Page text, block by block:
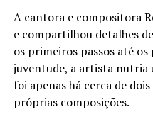
A cantora e compositora
e compartilhou detalhes
os primeiros passos até
juventude, a artista nutria
foi apenas há cerca de
próprias composições.